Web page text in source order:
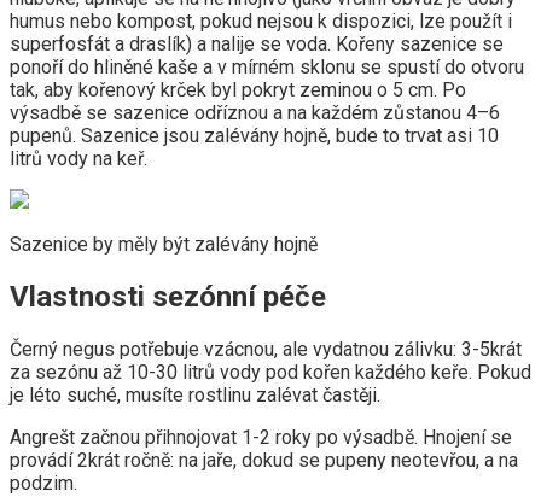
humus nebo kompost, pokud nejsou k dispozici, lze použít i
superfosfát a draslík) a nalije se voda. Kořeny sazenice se
ponoří do hliněné kaše a v mírném sklonu se spustí do otvoru
tak, aby kořenový krček byl pokryt zeminou o 5 cm. Po
výsadbě se sazenice odříznou a na každém zůstanou 4–6
pupenů. Sazenice jsou zalévány hojně, bude to trvat asi 10
litrů vody na keř.
Sazenice by měly být zalévány hojně
Vlastnosti sezónní péče
Černý negus potřebuje vzácnou, ale vydatnou zálivku: 3-5krát
za sezónu až 10-30 litrů vody pod kořen každého keře. Pokud
je léto suché, musíte rostlinu zalévat častěji.
Angrešt začnou přihnojovat 1-2 roky po výsadbě. Hnojení se
provádí 2krát ročně: na jaře, dokud se pupeny neotevřou, a na
podzim.